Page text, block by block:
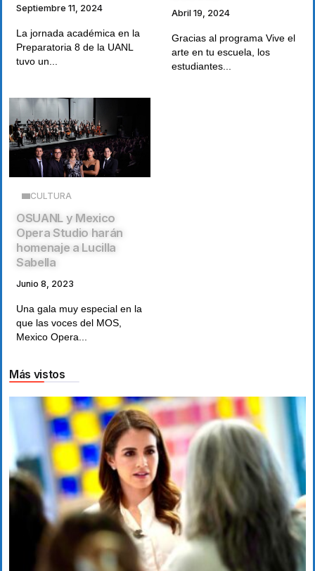
Septiembre 11, 2024
La jornada académica en la
Preparatoria 8 de la UANL
tuvo un...
Abril 19, 2024
Gracias al programa Vive el
arte en tu escuela, los
estudiantes...
CULTURA
OSUANL y Mexico
Opera Studio harán
homenaje a Lucilla
Sabella
Junio 8, 2023
Una gala muy especial en la
que las voces del MOS,
Mexico Opera...
Más vistos